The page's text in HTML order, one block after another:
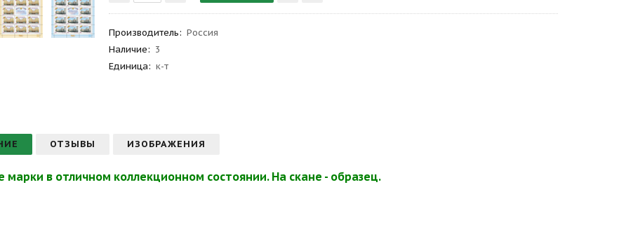
Производитель: Россия
Наличие: 3
Единица: к-т
ОТЗЫВЫ ИЗОБРАЖЕНИЯ
марки в отличном коллекционном состоянии. На скане - образец.